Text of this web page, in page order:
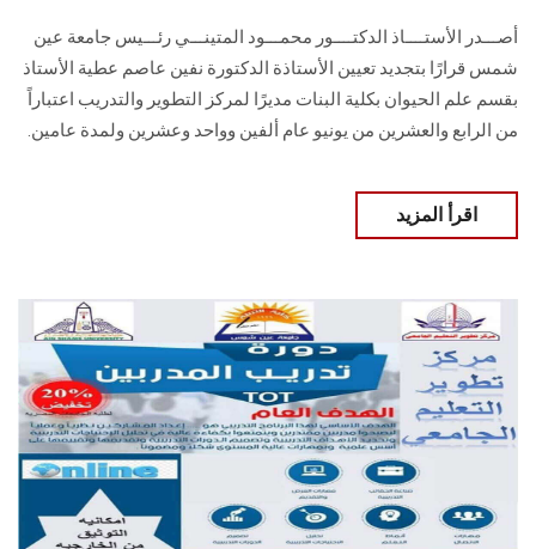
أصـــدر الأستــــاذ الدكتــــور محمـــود المتينـــي رئـــيس جامعة عين
شمس قرارًا بتجديد تعيين الأستاذة الدكتورة نفين عاصم عطية الأستاذ
بقسم علم الحيوان بكلية البنات مديرًا لمركز التطوير والتدريب اعتباراً
من الرابع والعشرين من يونيو عام ألفين وواحد وعشرين ولمدة عامين.
اقرأ المزيد